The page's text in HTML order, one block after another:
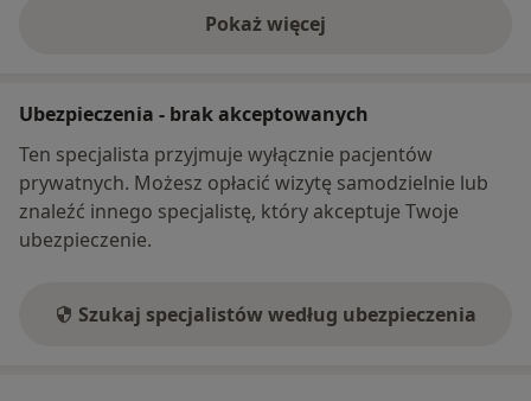
Pokaż więcej
o adresie
Ubezpieczenia - brak akceptowanych
Ten specjalista przyjmuje wyłącznie pacjentów
prywatnych. Możesz opłacić wizytę samodzielnie lub
znaleźć innego specjalistę, który akceptuje Twoje
ubezpieczenie.
Szukaj specjalistów według ubezpieczenia